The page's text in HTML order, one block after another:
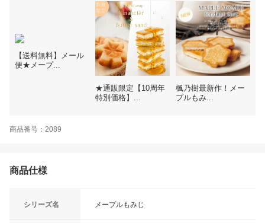
【送料無料】メール
便★メープ...
★通販限定【10周年
特別価格】...
楓乃樹最新作！メー
プルもみ...
商品番号：2089
商品仕様
シリーズ名 メープルもみじ